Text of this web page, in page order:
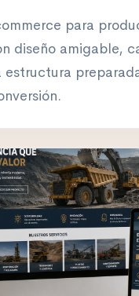
para
diseño amigable,
estructura